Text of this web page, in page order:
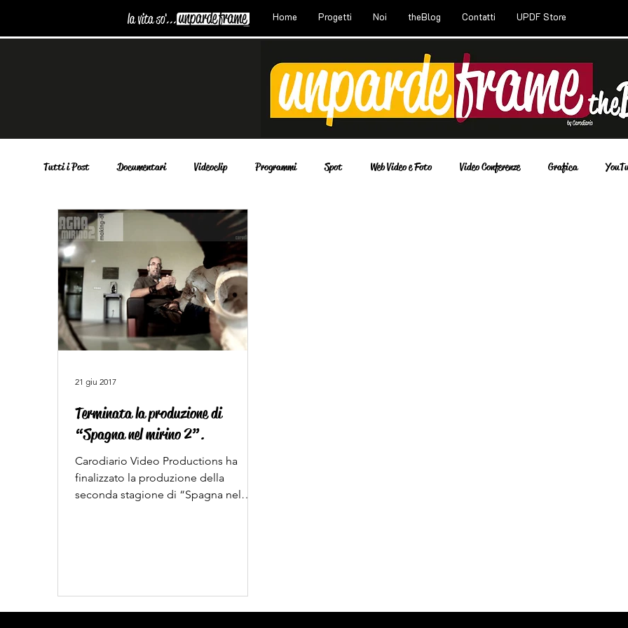
Home Progetti Noi theBlog Contatti UPDF Store
Tutti i Post Documentari Videoclip Programmi Spot Web Video e Foto Video Conferenze Grafica
Terminata la produzione di
“Spagna nel mirino 2”.
Carodiario Video Productions ha
finalizzato la produzione della
seconda stagione di “Spagna nel
21 giu 2017